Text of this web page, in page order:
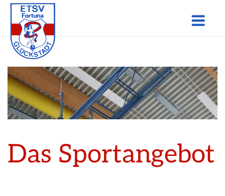
Skip
content
Das Sportangebot